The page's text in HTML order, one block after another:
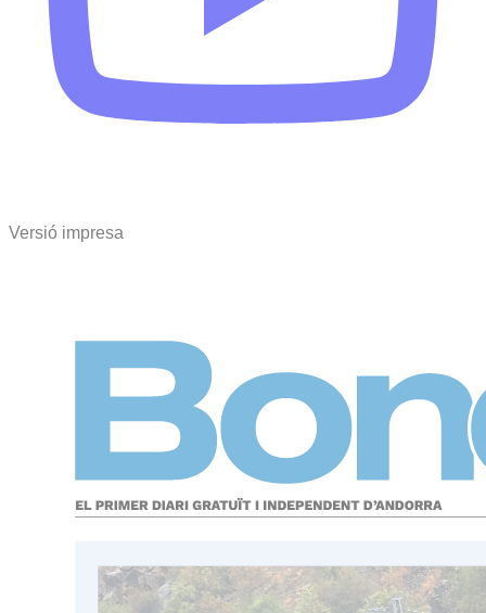
Versió impresa